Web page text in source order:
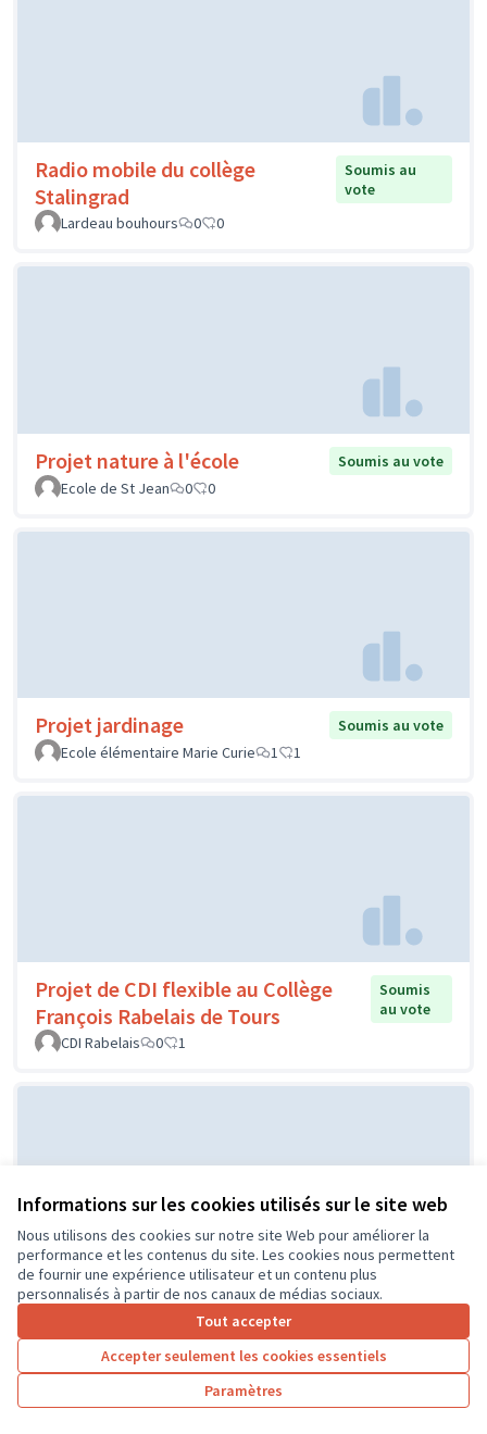
Informations sur les cookies utilisés sur le site web
Nous utilisons des cookies sur notre site Web pour améliorer la
performance et les contenus du site. Les cookies nous permettent
de fournir une expérience utilisateur et un contenu plus
personnalisés à partir de nos canaux de médias sociaux.
Tout accepter
Accepter seulement les cookies essentiels
Paramètres
Radio mobile du collège
Stalingrad
Soumis au
vote
Lardeau bouhours
0 0
Projet nature à l'école
Soumis au vote
Ecole de St Jean
0 0
Projet jardinage
Soumis au vote
Ecole élémentaire Marie Curie
1 1
Projet de CDI flexible au Collège
François Rabelais de Tours
Soumis
au vote
CDI Rabelais
0 1
Projet d'un city stade par le CME
de l'Île Bouchard
Soumis au
vote